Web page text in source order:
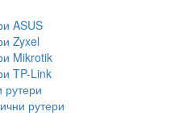
ASUS
Zyxel
Mikrotik
TP-Link
рутери
рутери